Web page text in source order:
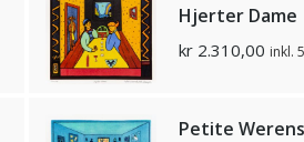
Hjerter Dame
kr2.310,00 inkl.
Petite